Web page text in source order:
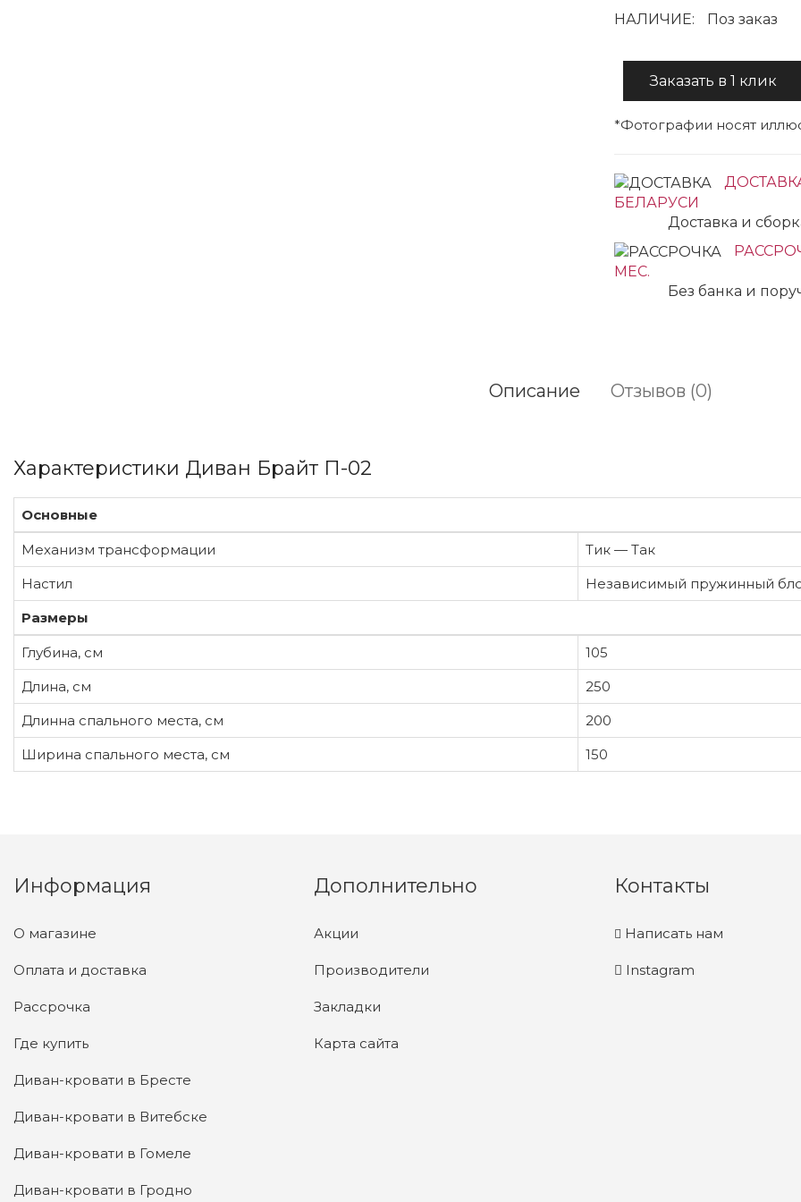
НАЛИЧИЕ: Поз заказ
Заказать в 1 клик
*Фотографии носят
БЕЛАРУСИ
Доставка и
МЕС.
Без банка и
Описание Отзывов (0)
Характеристики Диван Брайт П-02
Основные
Механизм трансформации
Тик — Так
Настил
Независимый пружинный
Размеры
Глубина, см
105
Длина, см
250
Длинна спального места, см
200
Ширина спального места, см
150
Информация
О магазине
Оплата и доставка
Рассрочка
Где купить
Диван-кровати в Бресте
Диван-кровати в Витебске
Диван-кровати в Гомеле
Диван-кровати в Гродно
Дополнительно
Акции
Производители
Закладки
Карта сайта
Контакты
Написать нам
Instagram